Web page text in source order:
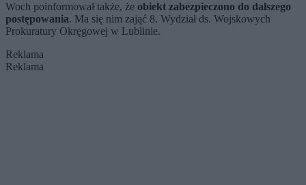
Woch poinformował także, że obiekt zabezpieczono do dalszego
postępowania. Ma się nim zająć 8. Wydział ds. Wojskowych
Prokuratury Okręgowej w Lublinie.
Reklama
Reklama